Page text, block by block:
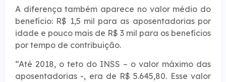
A diferença também aparece no valor médio do
benefício: R$ 1,5 mil para as aposentadorias por
idade e pouco mais de R$ 3 mil para os benefícios
por tempo de contribuição.
“Até 2018, o teto do INSS – o valor máximo das
aposentadorias -, era de R$ 5.645,80. Esse valor